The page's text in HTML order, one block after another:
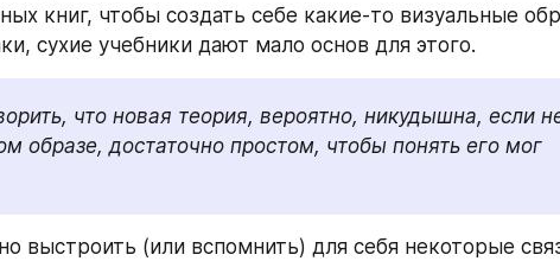
книг, чтобы создать себе какие-то визуальные
сухие учебники дают мало основ для этого.
что новая теория, вероятно, никудышна, если
образе, достаточно простом, чтобы понять его мог
выстроить (или вспомнить) для себя некоторые